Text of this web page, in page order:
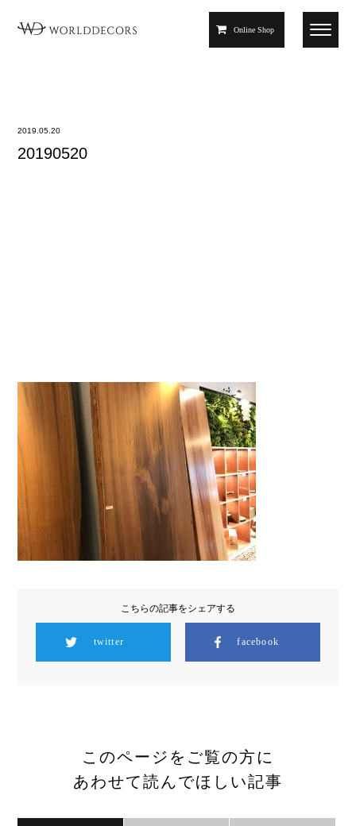
Online Shop
2019.05.20
20190520
こちらの記事をシェアする
twitter facebook
このページをご覧の方に
あわせて読んでほしい記事